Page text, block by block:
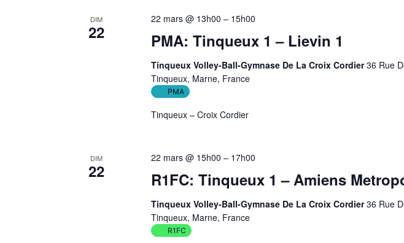
DIM
22 PMA: Tinqueux 1 – Lievin 1
22 mars @ 13h00 – 15h00
Tinqueux Volley-Ball-Gymnase De La Croix Cordier36 Rue
Tinqueux, Marne, France
PMA
Tinqueux – Croix Cordier
DIM
22 R1FC: Tinqueux 1 – Amiens
22 mars @ 15h00 – 17h00
Tinqueux Volley-Ball-Gymnase De La Croix Cordier36 Rue
Tinqueux, Marne, France
R1FC